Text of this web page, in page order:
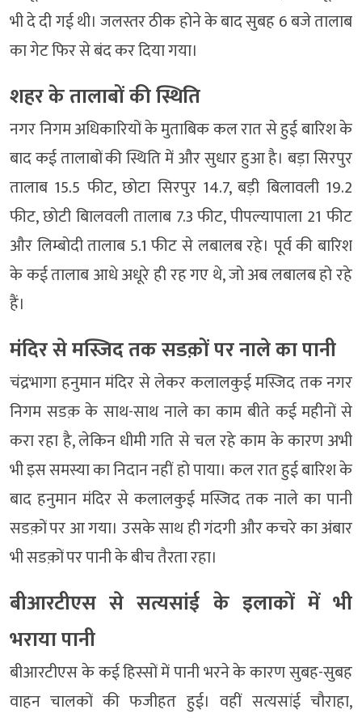
भी दे दी गई थी। जलस्तर ठीक होने के बाद सुबह 6 बजे तालाब
का गेट फिर से बंद कर दिया गया।
शहर के तालाबों की स्थिति
नगर निगम अधिकारियों के मुताबिक कल रात से हुई बारिश के
बाद कई तालाबों की स्थिति में और सुधार हुआ है। बड़ा सिरपुर
तालाब 15.5 फीट, छोटा सिरपुर 14.7, बड़ी बिलावली 19.2
फीट, छोटी बिालवली तालाब 7.3 फीट, पीपल्यापाला 21 फीट
और लिम्बोदी तालाब 5.1 फीट से लबालब रहे। पूर्व की बारिश
के कई तालाब आधे अधूरे ही रह गए थे, जो अब लबालब हो रहे
हैं।
मंदिर से मस्जिद तक सडक़ों पर नाले का पानी
चंद्रभागा हनुमान मंदिर से लेकर कलालकुई मस्जिद तक नगर
निगम सडक़ के साथ-साथ नाले का काम बीते कई महीनों से
करा रहा है, लेकिन धीमी गति से चल रहे काम के कारण अभी
भी इस समस्या का निदान नहीं हो पाया। कल रात हुई बारिश के
बाद हनुमान मंदिर से कलालकुई मस्जिद तक नाले का पानी
सडक़ों पर आ गया। उसके साथ ही गंदगी और कचरे का अंबार
भी सडक़ों पर पानी के बीच तैरता रहा।
बीआरटीएस से सत्यसांई के इलाकों में भी
भराया पानी
बीआरटीएस के कई हिस्सों में पानी भरने के कारण सुबह-सुबह
वाहन चालकों की फजीहत हुई। वहीं सत्यसांई चौराहा,